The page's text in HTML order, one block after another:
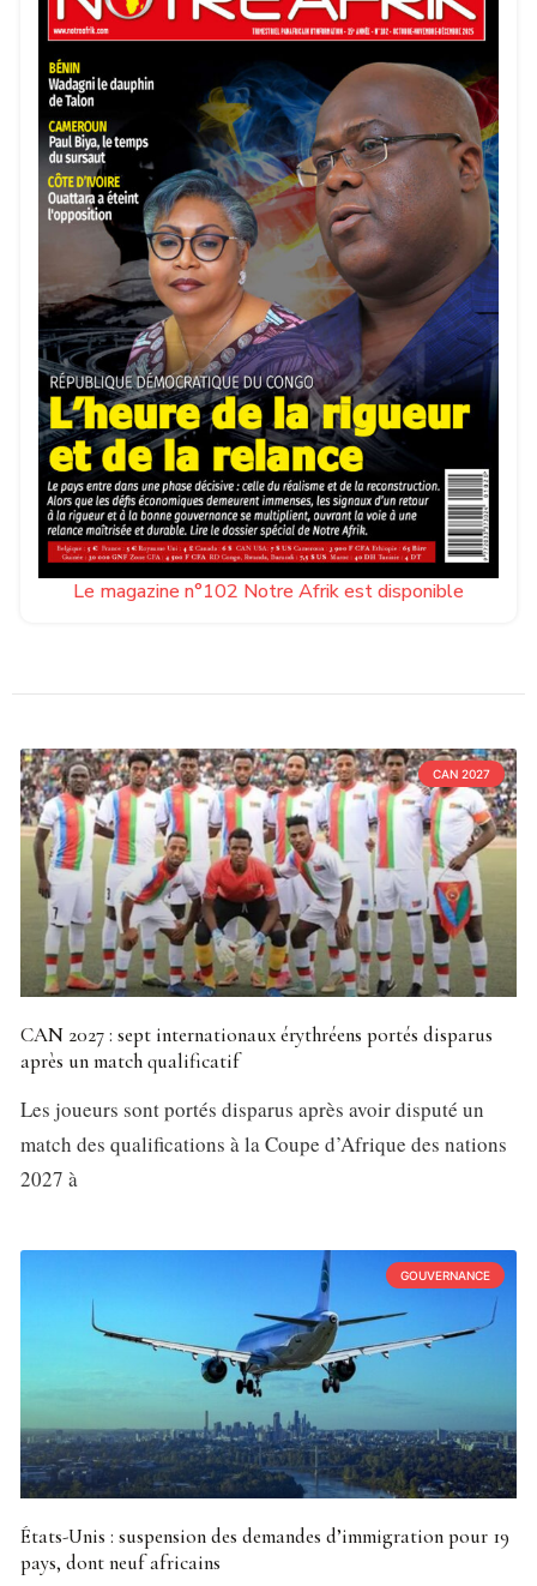
Le magazine n°102 Notre Afrik est disponible
CAN 2027
CAN 2027 : sept internationaux érythréens portés disparus
après un match qualificatif
Les joueurs sont portés disparus après avoir disputé un
match des qualifications à la Coupe d’Afrique des nations
2027 à
GOUVERNANCE
États-Unis : suspension des demandes d’immigration pour 19
pays, dont neuf africains